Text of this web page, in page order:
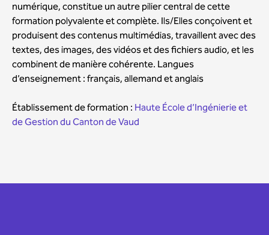
numérique, constitue un autre pilier central de cette
formation polyvalente et complète. Ils/Elles conçoivent et
produisent des contenus multimédias, travaillent avec des
textes, des images, des vidéos et des fichiers audio, et les
combinent de manière cohérente. Langues
d’enseignement : français, allemand et anglais
Établissement de formation : Haute École d’Ingénierie et
de Gestion du Canton de Vaud